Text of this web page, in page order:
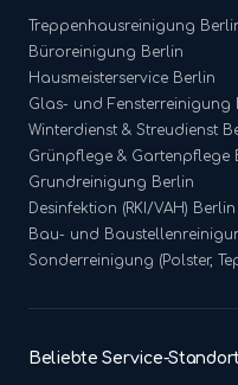
Treppenhausreinigung
Büroreinigung Berlin
Hausmeisterservice Berlin
Glas- und Fensterreinigung
Winterdienst & Streudienst
Grünpflege & Gartenpflege
Grundreinigung Berlin
Desinfektion (RKI/VAH) Berlin
Bau- und
Sonderreinigung (Polster,
Beliebte Service-